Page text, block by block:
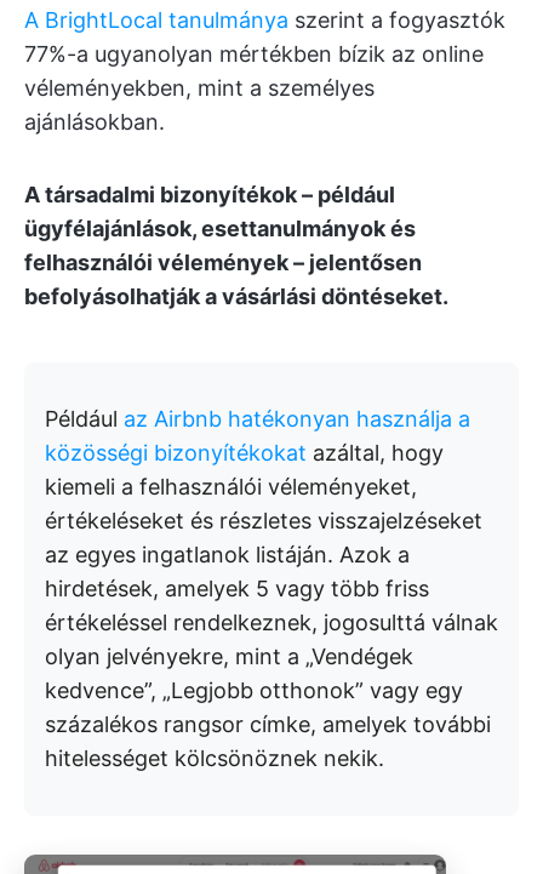
A BrightLocal tanulmánya szerint a fogyasztók
77%-a ugyanolyan mértékben bízik az online
véleményekben, mint a személyes
ajánlásokban.
A társadalmi bizonyítékok – például
ügyfélajánlások, esettanulmányok és
felhasználói vélemények – jelentősen
befolyásolhatják a vásárlási döntéseket.
Például az Airbnb hatékonyan használja a
közösségi bizonyítékokat azáltal, hogy
kiemeli a felhasználói véleményeket,
értékeléseket és részletes visszajelzéseket
az egyes ingatlanok listáján. Azok a
hirdetések, amelyek 5 vagy több friss
értékeléssel rendelkeznek, jogosulttá válnak
olyan jelvényekre, mint a „Vendégek
kedvence”, „Legjobb otthonok” vagy egy
százalékos rangsor címke, amelyek további
hitelességet kölcsönöznek nekik.